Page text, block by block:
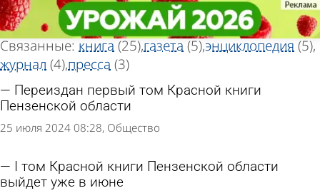
«Издание»
Тег новостей
Всего найдено 46 новостей
Связанные: книга (25)газета (5)энциклопедия (5)
журнал (4)пресса (3)
Переиздан первый том Красной книги
Пензенской области
25 июля 2024 08:28 Общество
I том Красной книги Пензенской области
выйдет уже в июне
«Издание»
Тег новостей